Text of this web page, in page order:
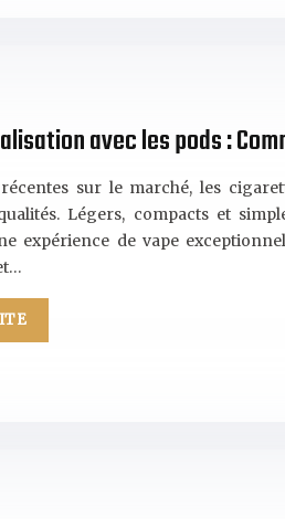
avec les pods :
sur le marché, les
Légers, compacts et
expérience de vape